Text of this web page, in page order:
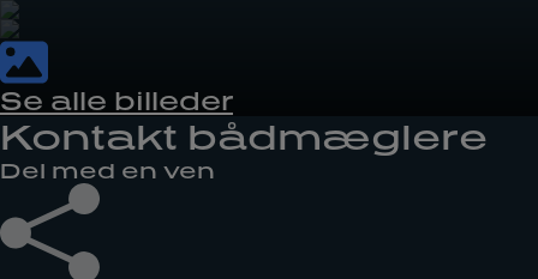
Se alle billeder
Kontakt bådmæglere
Del med en ven